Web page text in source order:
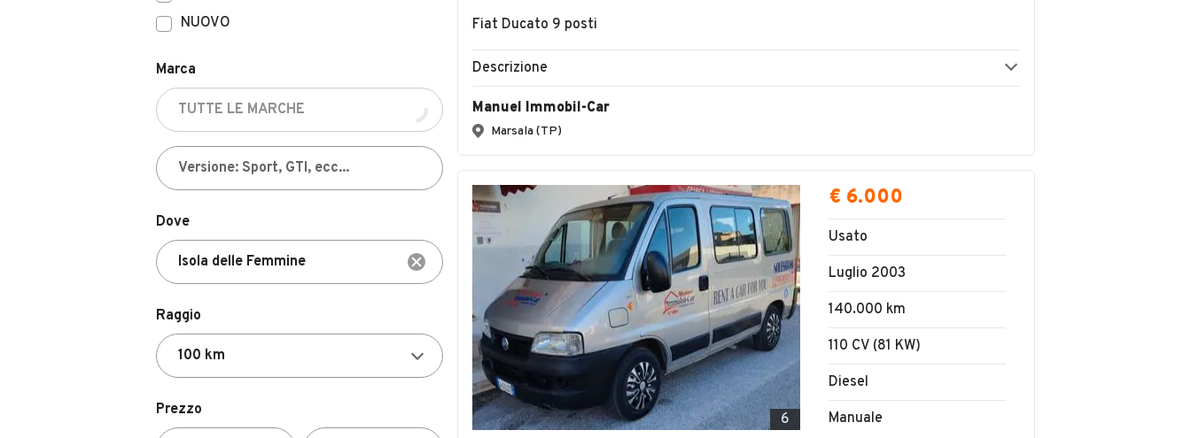
NUOVO
Marca
Dove
Raggio
Prezzo
Fiat Ducato 9 posti
Descrizione
Manuel Immobil-Car
Marsala (TP)
6
€ 6.000
Usato
Luglio 2003
140.000 km
110 CV (81 KW)
Diesel
Manuale